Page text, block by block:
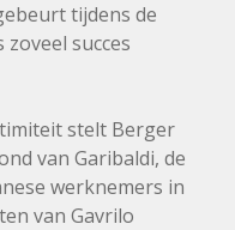
tijdens de
succes
stelt Berger
van Garibaldi, de
werknemers in
van Gavrilo